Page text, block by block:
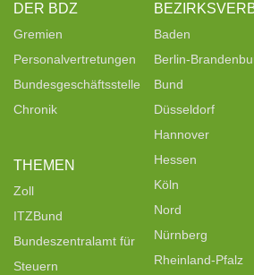
DER BDZ
Gremien
Personalvertretungen
Bundesgeschäftsstelle
Chronik
THEMEN
Zoll
ITZBund
Bundeszentralamt für
Steuern
Baden
Berlin-
Bund
Düsseldorf
Hannover
Hessen
Köln
Nord
Nürnberg
Rheinland-Pfalz